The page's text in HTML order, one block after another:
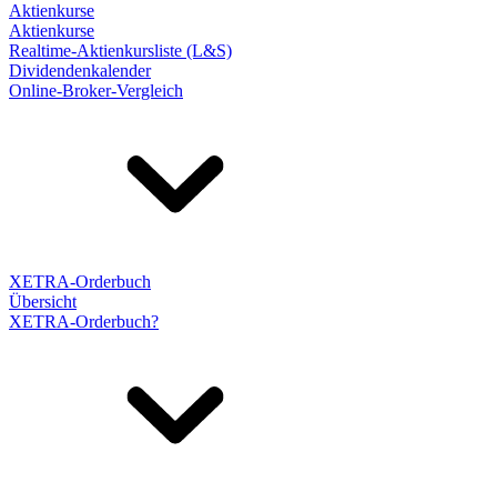
Aktienkurse
Aktienkurse
Realtime-Aktienkursliste (L&S)
Dividendenkalender
Online-Broker-Vergleich
XETRA-Orderbuch
Übersicht
XETRA-Orderbuch?